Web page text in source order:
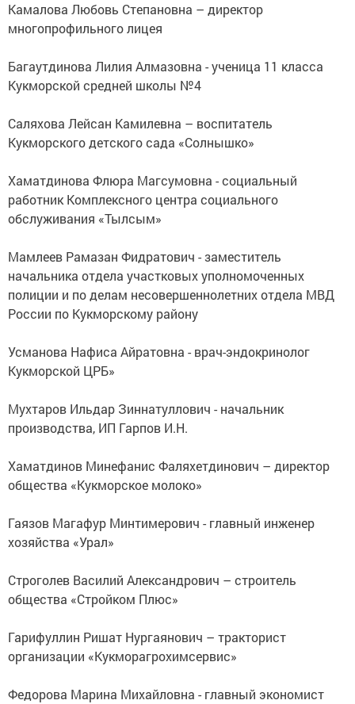
Камалова Любовь Степановна – директор
многопрофильного лицея
Багаутдинова Лилия Алмазовна - ученица 11 класса
Кукморской средней школы №4
Саляхова Лейсан Камилевна – воспитатель
Кукморского детского сада «Солнышко»
Хаматдинова Флюра Магсумовна - социальный
работник Комплексного центра социального
обслуживания «Тылсым»
Мамлеев Рамазан Фидратович - заместитель
начальника отдела участковых уполномоченных
полиции и по делам несовершеннолетних отдела МВД
России по Кукморскому району
Усманова Нафиса Айратовна - врач-эндокринолог
Кукморской ЦРБ»
Мухтаров Ильдар Зиннатуллович - начальник
производства, ИП Гарпов И.Н.
Хаматдинов Минефанис Фаляхетдинович – директор
общества «Кукморское молоко»
Гаязов Магафур Минтимерович - главный инженер
хозяйства «Урал»
Строголев Василий Александрович – строитель
общества «Стройком Плюс»
Гарифуллин Ришат Нургаянович – тракторист
организации «Кукморагрохимсервис»
Федорова Марина Михайловна - главный экономист